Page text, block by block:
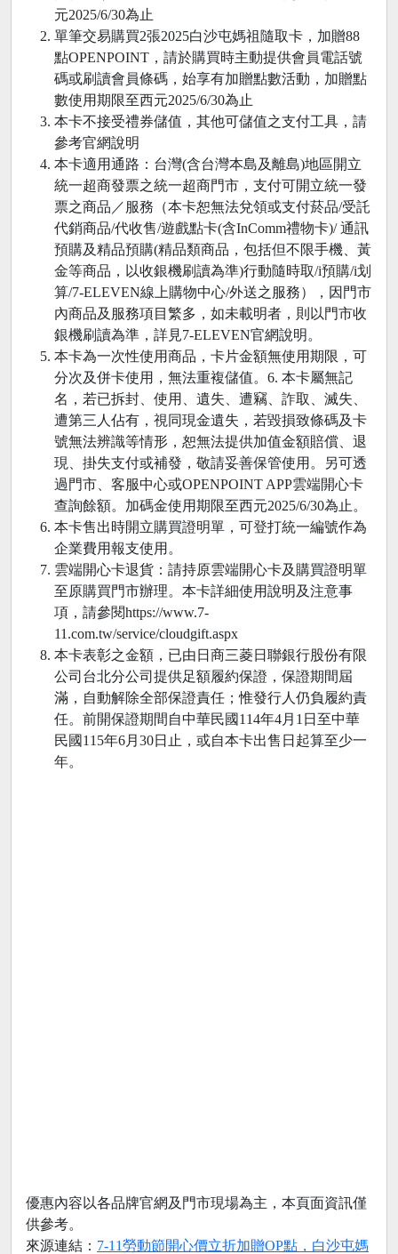
元2025/6/30為止
單筆交易購買2張2025白沙屯媽祖隨取卡，加贈88
點OPENPOINT，請於購買時主動提供會員電話號
碼或刷讀會員條碼，始享有加贈點數活動，加贈點
數使用期限至西元2025/6/30為止
本卡不接受禮券儲值，其他可儲值之支付工具，請
參考官網說明
本卡適用通路：台灣(含台灣本島及離島)地區開立
統一超商發票之統一超商門市，支付可開立統一發
票之商品／服務（本卡恕無法兌領或支付菸品/受託
代銷商品/代收售/遊戲點卡(含InComm禮物卡)/ 通訊
預購及精品預購(精品類商品，包括但不限手機、黃
金等商品，以收銀機刷讀為準)行動隨時取/i預購/i划
算/7-ELEVEN線上購物中心/外送之服務），因門市
內商品及服務項目繁多，如未載明者，則以門市收
銀機刷讀為準，詳見7-ELEVEN官網說明。
本卡為一次性使用商品，卡片金額無使用期限，可
分次及併卡使用，無法重複儲值。6. 本卡屬無記
名，若已拆封、使用、遺失、遭竊、詐取、滅失、
遭第三人佔有，視同現金遺失，若毀損致條碼及卡
號無法辨識等情形，恕無法提供加值金額賠償、退
現、掛失支付或補發，敬請妥善保管使用。另可透
過門市、客服中心或OPENPOINT APP雲端開心卡
查詢餘額。加碼金使用期限至西元2025/6/30為止。
本卡售出時開立購買證明單，可登打統一編號作為
企業費用報支使用。
雲端開心卡退貨：請持原雲端開心卡及購買證明單
至原購買門市辦理。本卡詳細使用說明及注意事
項，請參閱https://www.7-
11.com.tw/service/cloudgift.aspx
本卡表彰之金額，已由日商三菱日聯銀行股份有限
公司台北分公司提供足額履約保證，保證期間屆
滿，自動解除全部保證責任；惟發行人仍負履約責
任。前開保證期間自中華民國114年4月1日至中華
民國115年6月30日止，或自本卡出售日起算至少一
年。
優惠內容以各品牌官網及門市現場為主，本頁面資訊僅
供參考。
來源連結： 7-11勞動節開心價立折加贈OP點，白沙屯媽